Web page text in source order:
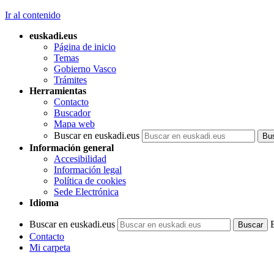
Ir al contenido
euskadi.eus
Página de inicio
Temas
Gobierno Vasco
Trámites
Herramientas
Contacto
Buscador
Mapa web
Buscar en euskadi.eus
Información general
Accesibilidad
Información legal
Política de cookies
Sede Electrónica
Idioma
Buscar en euskadi.eus
Contacto
Mi carpeta